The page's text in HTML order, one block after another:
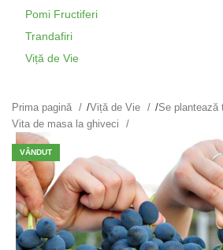
Pomi Fructiferi
Trandafiri
Viță de Vie
Prima pagină /Viță de Vie /Se plantează
Vita de masa la ghiveci
VÂNDUT